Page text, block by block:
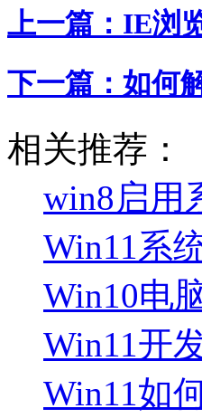
上一篇： IE浏
下一篇： 如何
相关推荐：
win8启用
Win11系
Win10电
Win11开
Win11如